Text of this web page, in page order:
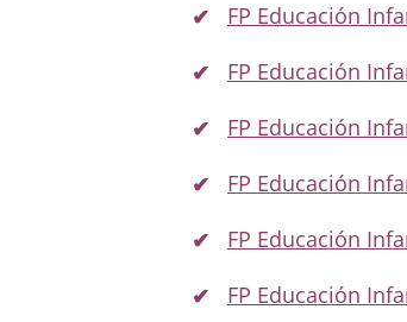
FP Educación
FP Educación
FP Educación
FP Educación
FP Educación
FP Educación